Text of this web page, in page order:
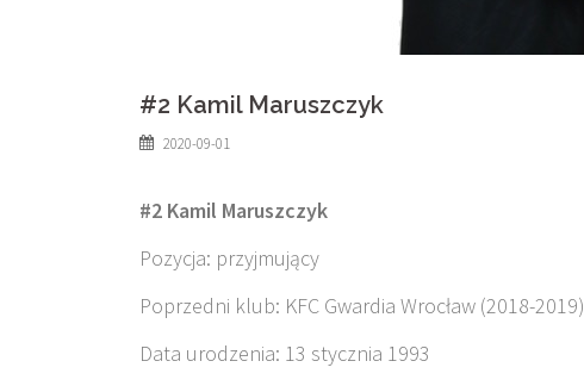
#2 Kamil Maruszczyk
2020-09-01
#2 Kamil Maruszczyk
Pozycja: przyjmujący
Poprzedni klub: KFC Gwardia Wrocław (2018-2019)
Data urodzenia: 13 stycznia 1993